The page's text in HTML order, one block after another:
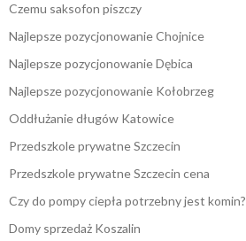
Czemu saksofon piszczy
Najlepsze pozycjonowanie Chojnice
Najlepsze pozycjonowanie Dębica
Najlepsze pozycjonowanie Kołobrzeg
Oddłużanie długów Katowice
Przedszkole prywatne Szczecin
Przedszkole prywatne Szczecin cena
Czy do pompy ciepła potrzebny jest komin?
Domy sprzedaż Koszalin